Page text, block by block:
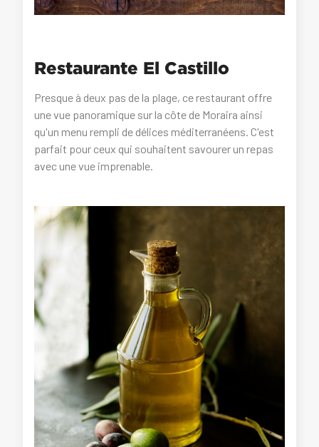
Restaurante El Castillo
Presque à deux pas de la plage, ce restaurant offre
une vue panoramique sur la côte de Moraira ainsi
qu'un menu rempli de délices méditerranéens. C'est
parfait pour ceux qui souhaitent savourer un repas
avec une vue imprenable.